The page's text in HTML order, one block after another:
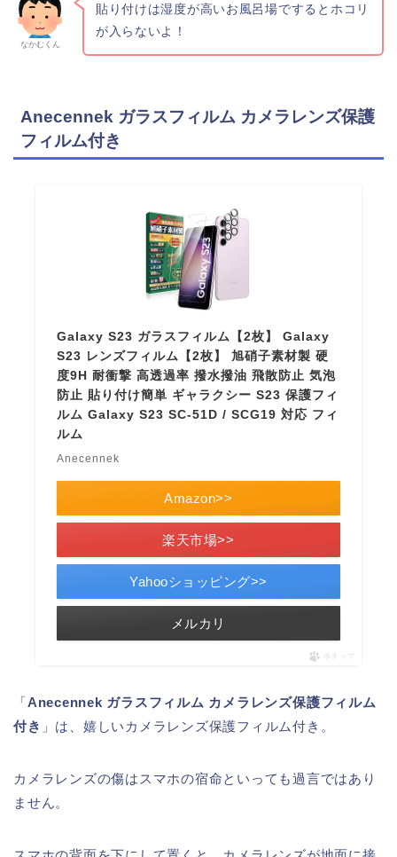
なかむくん
貼り付けは湿度が高いお風呂場でするとホコリ
が入らないよ！
Anecennek ガラスフィルム カメラレンズ保護
フィルム付き
Galaxy S23 ガラスフィルム【2枚】 Galaxy
S23 レンズフィルム【2枚】 旭硝子素材製 硬
度9H 耐衝撃 高透過率 撥水撥油 飛散防止 気泡
防止 貼り付け簡単 ギャラクシー S23 保護フィ
ルム Galaxy S23 SC-51D / SCG19 対応 フィ
ルム
Anecennek
Amazon>>
楽天市場>>
Yahooショッピング>>
メルカリ
ポチップ
「Anecennek ガラスフィルム カメラレンズ保護フィルム
付き 」は、嬉しいカメラレンズ保護フィルム付き。
カメラレンズの傷はスマホの宿命といっても過言ではあり
ません。